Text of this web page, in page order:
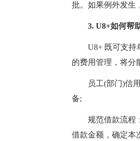
批。如果例外发生
3. U8+如何帮助
U8+ 既可支持单
的费用管理，将分
员工(部门)信用
备;
规范借款流程：
借款金额，确定本